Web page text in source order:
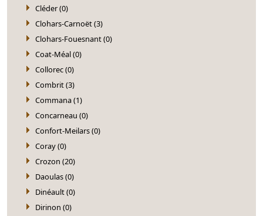
Cléder (0)
Clohars-Carnoët (3)
Clohars-Fouesnant (0)
Coat-Méal (0)
Collorec (0)
Combrit (3)
Commana (1)
Concarneau (0)
Confort-Meilars (0)
Coray (0)
Crozon (20)
Daoulas (0)
Dinéault (0)
Dirinon (0)